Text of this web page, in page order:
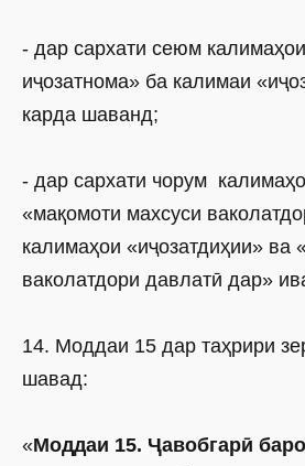
- дар сархати сеюм
иҷозатнома» ба калимаи
карда шаванд;
- дар сархати чорум
«мақомоти махсуси
калимаҳои «иҷозатдиҳии» ва
ваколатдори давлатӣ дар»
14. Моддаи 15 дар таҳрири
шавад:
«Моддаи 15. Ҷавобгарӣ